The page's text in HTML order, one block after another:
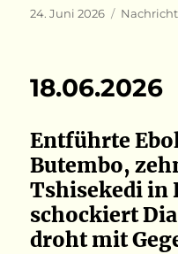
Veröffentlicht
24. Juni 2026
18.06.2026
Entführte
Butembo,
Tshisekedi in
schockiert
droht mit